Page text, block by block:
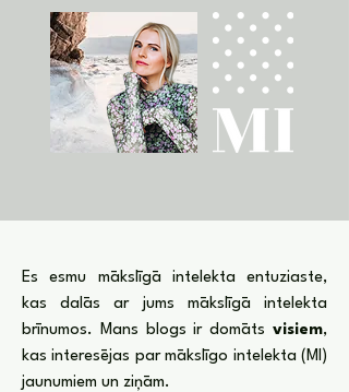
Es esmu mākslīgā intelekta entuziaste,
kas dalās ar jums mākslīgā intelekta
brīnumos. Mans blogs ir domāts visiem,
kas interesējas par mākslīgo intelekta (MI)
jaunumiem un ziņām.